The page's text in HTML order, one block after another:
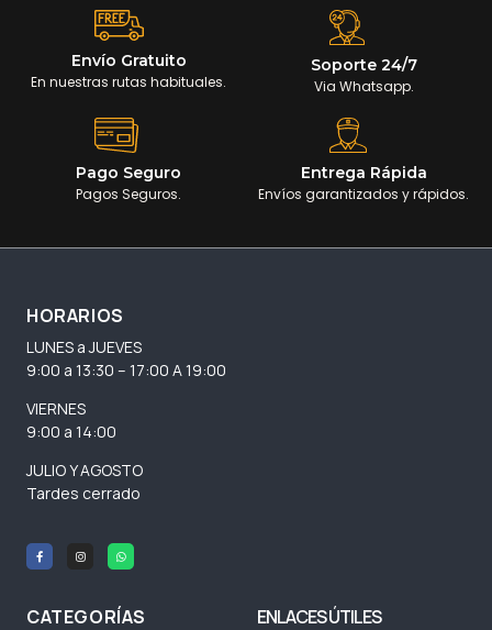
Envío Gratuito
En nuestras rutas habituales.
Soporte 24/7
Via Whatsapp.
Pago Seguro
Pagos Seguros.
Entrega Rápida
Envíos garantizados y rápidos.
HORARIOS
LUNES a JUEVES
9:00 a 13:30 – 17:00 A 19:00
VIERNES
9:00 a 14:00
JULIO Y AGOSTO
Tardes cerrado
CATEGORÍAS ENLACES ÚTILES